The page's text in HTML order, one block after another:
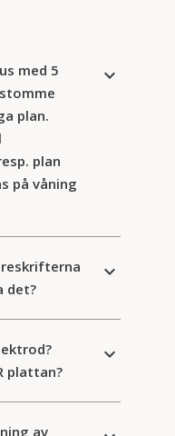
med 5
plan.
plan
på våning
keyboard_arrow_down
det?
keyboard_arrow_down
plattan?
keyboard_arrow_down
av